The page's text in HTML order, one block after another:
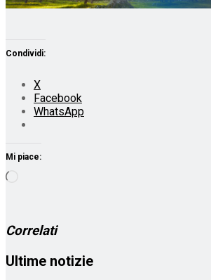
Condividi:
X
Facebook
WhatsApp
Mi piace:
Correlati
Ultime notizie